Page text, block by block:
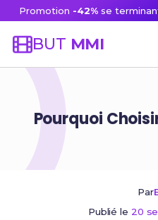
Promotion -42%se
BUT MMI
Pourquoi
Par
Publié le 20